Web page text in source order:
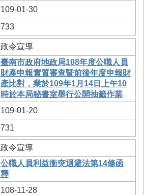
109-01-30
733
政令宣導
臺南市政府地政局108年度公職人員
財產申報實質審查暨前後年度申報財
產比對，業於109年1月14日上午10
時於本局秘書室舉行公開抽籤作業
109-01-20
731
政令宣導
公職人員利益衝突迴避法第14條函
釋
108-11-28